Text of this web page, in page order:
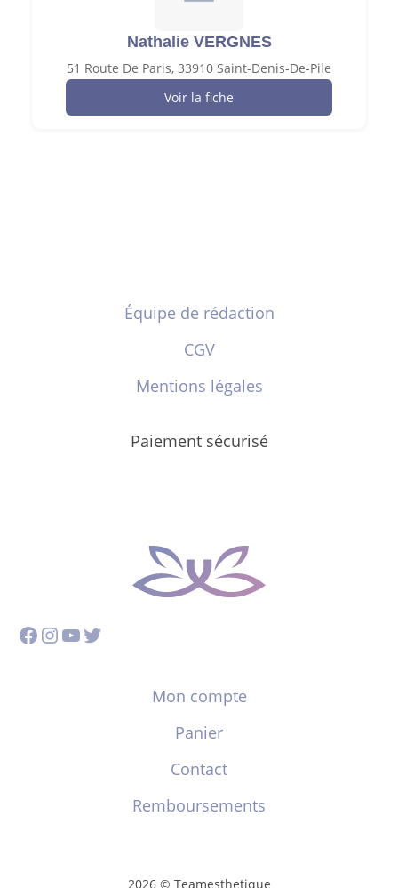
Nathalie VERGNES
51 Route De Paris, 33910 Saint-Denis-De-Pile
Voir la fiche
Équipe de rédaction
CGV
Mentions légales
Paiement sécurisé
Facebook
Instagram
YouTube
Twitter
Mon compte
Panier
Contact
Remboursements
2026 © Teamesthetique